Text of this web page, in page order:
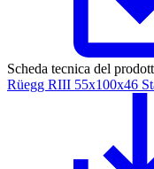
Scheda tecnica del
Rüegg RIII 55x100x46